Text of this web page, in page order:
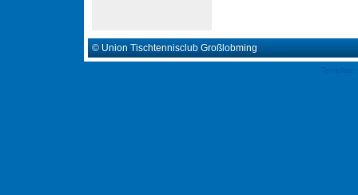
© Union Tischtennisclub Großlobming